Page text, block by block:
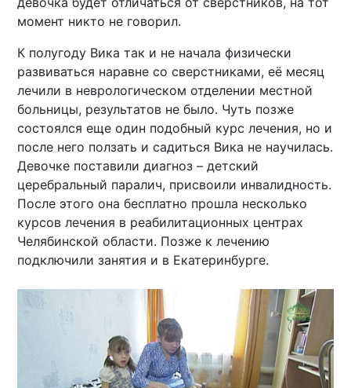
момент никто не говорил.
К полугоду Вика так и не начала физически
развиваться наравне со сверстниками, её месяц
лечили в неврологическом отделении местной
больницы, результатов не было. Чуть позже
состоялся еще один подобный курс лечения, но и
после него ползать и садиться Вика не научилась.
Девочке поставили диагноз – детский
церебральный паралич, присвоили инвалидность.
После этого она бесплатно прошла несколько
курсов лечения в реабилитационных центрах
Челябинской области. Позже к лечению
подключили занятия и в Екатеринбурге.